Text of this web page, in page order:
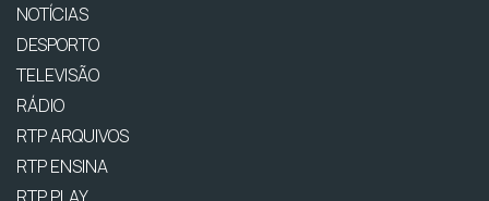
NOTÍCIAS
DESPORTO
TELEVISÃO
RÁDIO
RTP ARQUIVOS
RTP ENSINA
RTP PLAY